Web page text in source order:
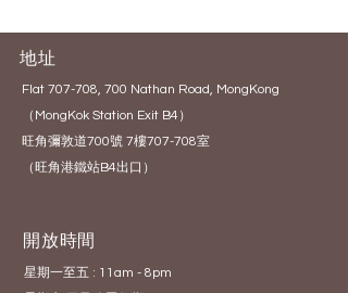
地址
Flat 707-708, 700 Nathan Road, MongKong
（MongKok Station Exit B4）
旺角彌敦道700號 7樓707-708室
（旺角港鐵站B4出口）
開放時間
星期一至五 : 11am - 8pm